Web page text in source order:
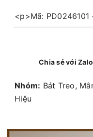
<p>Mã:
Chia sẻ với Zalo
Nhóm: Bát Treo,
Hiệu